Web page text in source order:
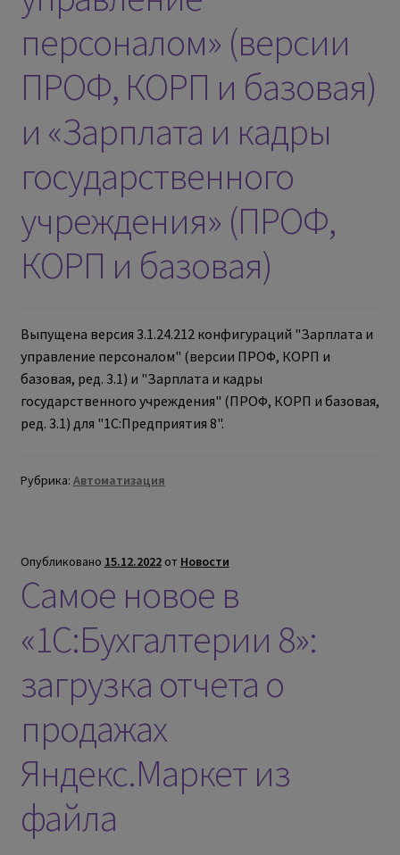
персоналом» (версии
ПРОФ, КОРП и базовая)
и «Зарплата и кадры
государственного
учреждения» (ПРОФ,
КОРП и базовая)
Выпущена версия 3.1.24.212 конфигураций "Зарплата и
управление персоналом" (версии ПРОФ, КОРП и
базовая, ред. 3.1) и "Зарплата и кадры
государственного учреждения" (ПРОФ, КОРП и базовая,
ред. 3.1) для "1С:Предприятия 8".
Рубрика: Автоматизация
Опубликовано 15.12.2022 от Новости
Самое новое в
«1С:Бухгалтерии 8»:
загрузка отчета о
продажах
Яндекс.Маркет из
файла